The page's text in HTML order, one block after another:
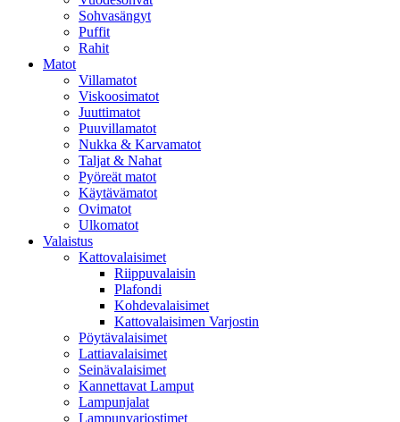
Sohvasängyt
Puffit
Rahit
Matot
Villamatot
Viskoosimatot
Juuttimatot
Puuvillamatot
Nukka & Karvamatot
Taljat & Nahat
Pyöreät matot
Käytävämatot
Ovimatot
Ulkomatot
Valaistus
Kattovalaisimet
Riippuvalaisin
Plafondi
Kohdevalaisimet
Kattovalaisimen Varjostin
Pöytävalaisimet
Lattiavalaisimet
Seinävalaisimet
Kannettavat Lamput
Lampunjalat
Lampunvarjostimet